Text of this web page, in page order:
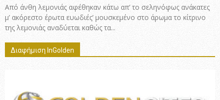
Από άνθη λεμονιάς αφέθηκαν κάτω απ’ το σεληνόφως ανάκατες
μ’ ακόρεστο έρωτα ευωδιές’ μουσκεμένο στο άρωμα το κίτρινο
της λεμονιάς αναδύεται καθώς τα...
Διαφήμιση InGolden